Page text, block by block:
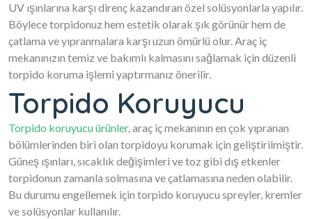
UV ışınlarına karşı direnç kazandıran özel solüsyonlarla yapılır.
Böylece torpidonuz hem estetik olarak şık görünür hem de
çatlama ve yıpranmalara karşı uzun ömürlü olur. Araç iç
mekanınızın temiz ve bakımlı kalmasını sağlamak için düzenli
torpido koruma işlemi yaptırmanız önerilir.
Torpido Koruyucu
Torpido koruyucu ürünler, araç iç mekanının en çok yıpranan
bölümlerinden biri olan torpidoyu korumak için geliştirilmiştir.
Güneş ışınları, sıcaklık değişimleri ve toz gibi dış etkenler
torpidonun zamanla solmasına ve çatlamasına neden olabilir.
Bu durumu engellemek için torpido koruyucu spreyler, kremler
ve solüsyonlar kullanılır.